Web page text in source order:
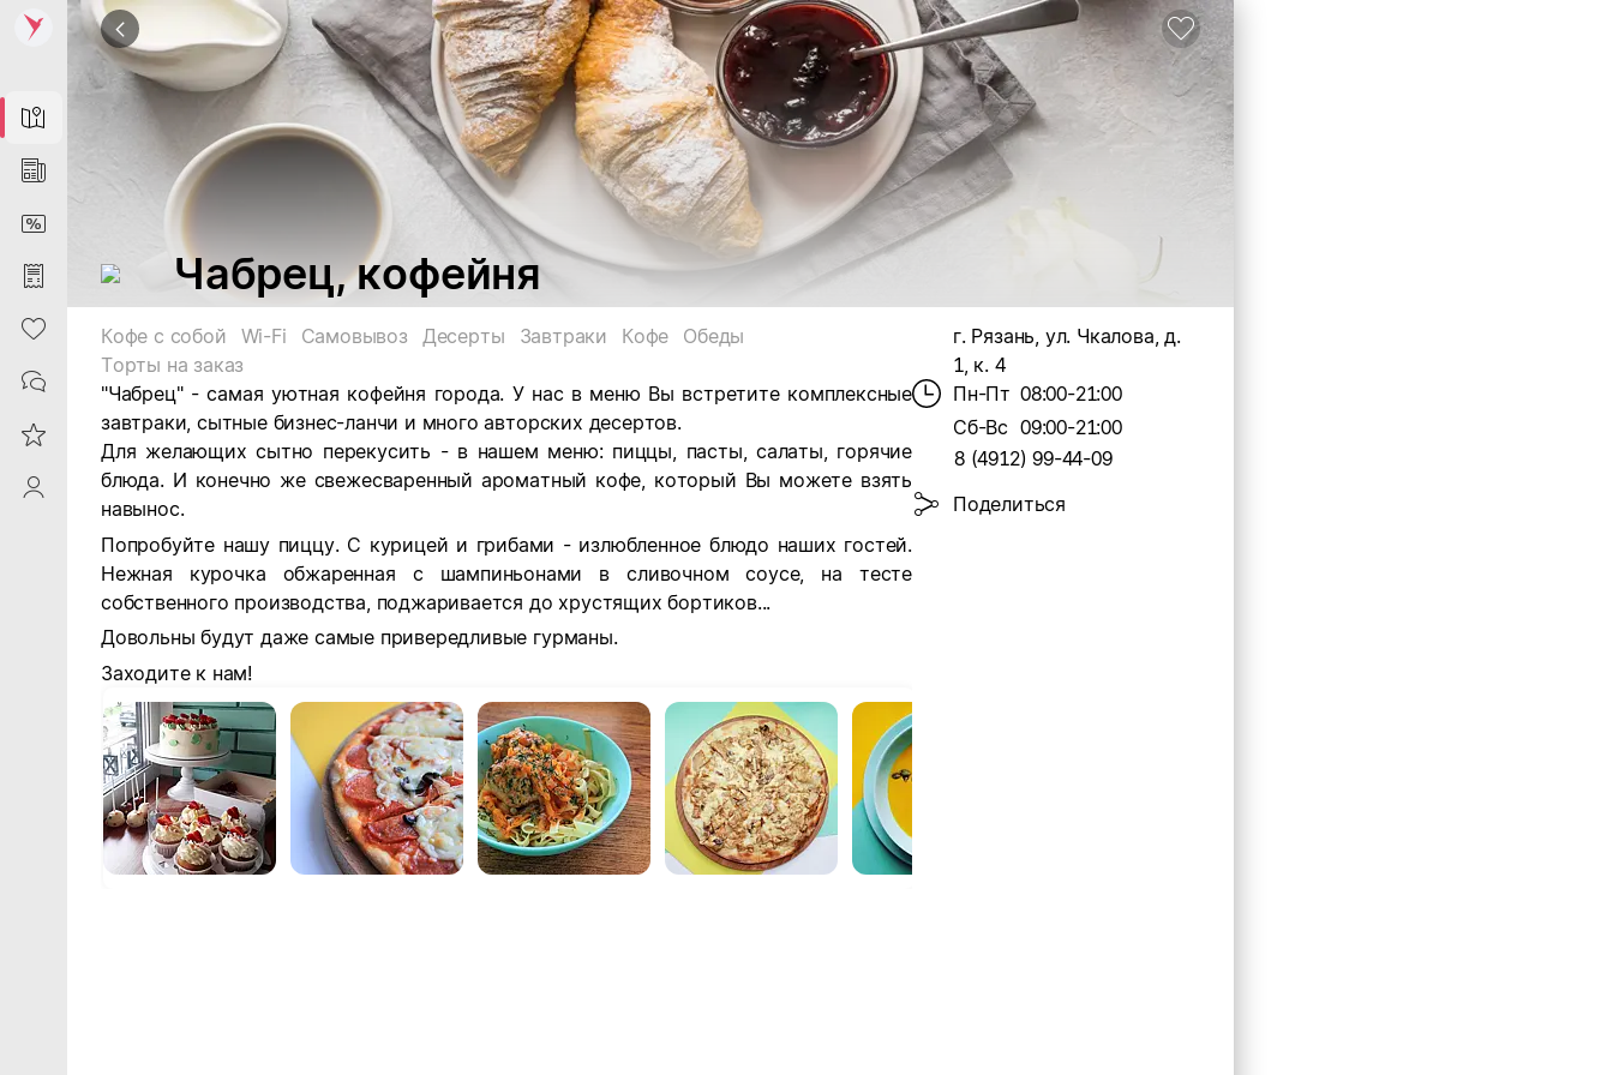
Map
News
DiscountCard
Purchases
Heart
Contacts
Reviews
ProfileSaby
Чабрец, кофейня
Кофе с собой Wi-Fi Самовывоз Десерты Завтраки Кофе
Обеды
Торты на заказ
"Чабрец" - самая уютная кофейня города. У нас в меню Вы встретите комплексные
завтраки, сытные бизнес-ланчи и много авторских десертов.
Для желающих сытно перекусить - в нашем меню: пиццы, пасты, салаты, горячие
блюда. И конечно же свежесваренный ароматный кофе, который Вы можете взять
навынос.
Попробуйте нашу пиццу. С курицей и грибами - излюбленное блюдо наших гостей.
Нежная курочка обжаренная с шампиньонами в сливочном соусе, на тесте
собственного производства, поджаривается до хрустящих бортиков...
Довольны будут даже самые привередливые гурманы.
Заходите к нам!
г. Рязань, ул. Чкалова, д.
1, к. 4
Пн-Пт 08:00-21:00
Сб-Вс 09:00-21:00
8 (4912) 99-44-09
Поделиться